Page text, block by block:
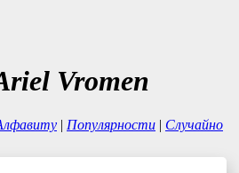
Vromen
| Популярности | Случайно